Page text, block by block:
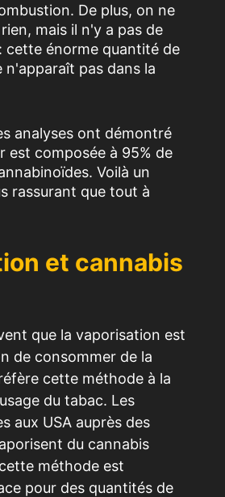
De plus, on ne
mais il n'y a pas de
cette énorme quantité de
n'apparaît pas dans la
analyses ont démontré
est composée à 95% de
Voilà un
rassurant que tout à
et cannabis
que la vaporisation est
de consommer de la
cette méthode à la
du tabac. Les
aux USA auprès des
du cannabis
méthode est
pour des quantités de